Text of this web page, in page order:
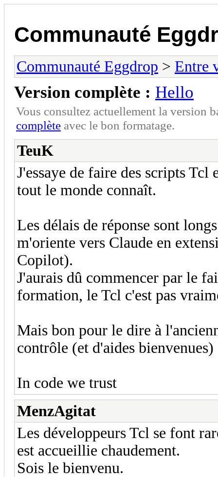
Communauté
Communauté Eggdrop > Entre
Version complète : Hello
Vous consultez actuellement la version
complète avec le bon formatage.
TeuK
J'essaye de faire des scripts
tout le monde connaît.
Les délais de réponse sont
m'oriente vers Claude en
Copilot).
J'aurais dû commencer par le
formation, le Tcl c'est pas
Mais bon pour le dire à
contrôle (et d'aides bienvenues)
In code we trust
MenzAgitat
Les développeurs Tcl se font
est accueillie chaudement.
Sois le bienvenu.